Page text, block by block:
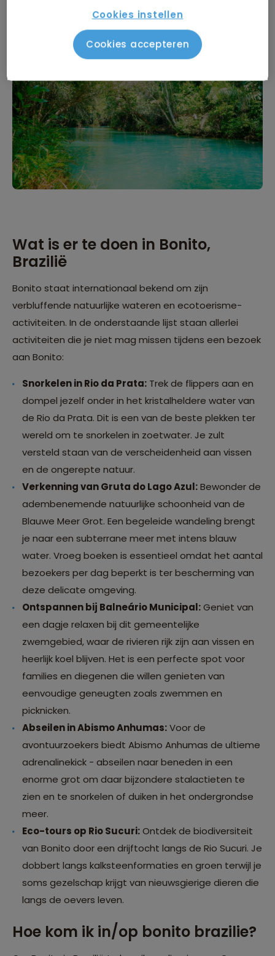
Wat is er te doen in Bonito,
Brazilië
Bonito staat internationaal bekend om zijn
verbluffende natuurlijke wateren en ecotoerisme-
activiteiten. In de onderstaande lijst staan allerlei
activiteiten die je niet mag missen tijdens een bezoek
aan Bonito:
Snorkelen in Rio da Prata: Trek de flippers aan en
dompel jezelf onder in het kristalheldere water van
de Rio da Prata. Dit is een van de beste plekken ter
wereld om te snorkelen in zoetwater. Je zult
versteld staan van de verscheidenheid aan vissen
en de ongerepte natuur.
Verkenning van Gruta do Lago Azul:Bewonder de
adembenemende natuurlijke schoonheid van de
Blauwe Meer Grot. Een begeleide wandeling brengt
je naar een subterrane meer met intens blauw
water. Vroeg boeken is essentieel omdat het aantal
bezoekers per dag beperkt is ter bescherming van
deze delicate omgeving.
Ontspannen bij Balneário Municipal:Geniet van
een dagje relaxen bij dit gemeentelijke
zwemgebied, waar de rivieren rijk zijn aan vissen en
heerlijk koel blijven. Het is een perfecte spot voor
families en diegenen die willen genieten van
eenvoudige geneugten zoals zwemmen en
picknicken.
Abseilen in Abismo Anhumas:Voor de
avontuurzoekers biedt Abismo Anhumas de ultieme
adrenalinekick - abseilen naar beneden in een
enorme grot om daar bijzondere stalactieten te
zien en te snorkelen of duiken in het ondergrondse
meer.
Eco-tours op Rio Sucuri:Ontdek de biodiversiteit
van Bonito door een drijftocht langs de Rio Sucuri. Je
dobbert langs kalksteenformaties en groen terwijl je
soms gezelschap krijgt van nieuwsgierige dieren die
langs de oevers leven.
Hoe kom ik in/op bonito brazilie?
Cookies instellen
Cookies accepteren